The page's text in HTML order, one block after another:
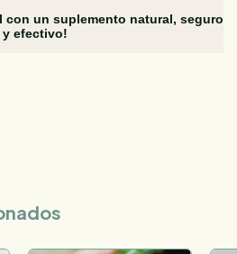
con un suplemento natural, seguro
y efectivo!